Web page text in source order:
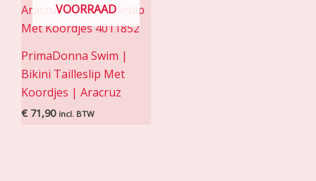
VOORRAAD
PrimaDonna Swim |
Bikini Tailleslip Met
Koordjes | Aracruz
€ 71,90 incl. BTW